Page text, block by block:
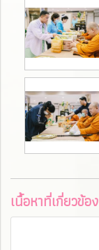
เนื้อหาที่เกี่ยวข้อง